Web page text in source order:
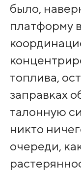
было,
платформу
топлива,
заправках
талонную
никто
очереди,